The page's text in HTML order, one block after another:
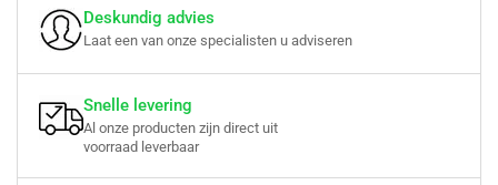
Deskundig advies
Laat een van onze specialisten u adviseren
Snelle levering
Al onze producten zijn direct uit
voorraad leverbaar